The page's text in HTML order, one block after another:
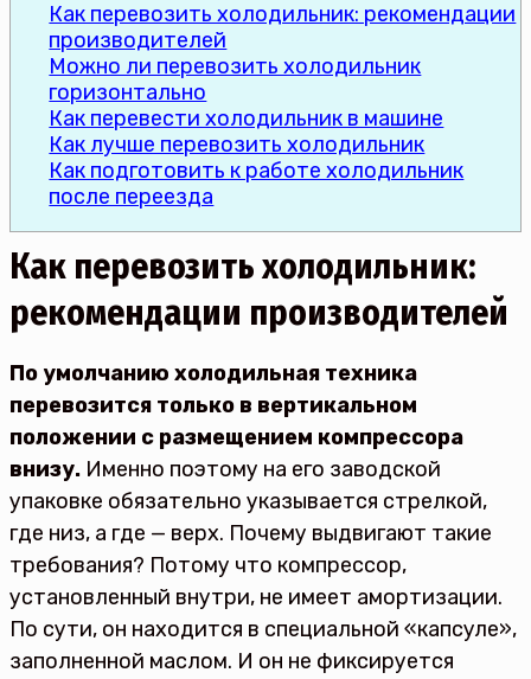
Как перевозить холодильник: рекомендации
производителей
Можно ли перевозить холодильник
горизонтально
Как перевести холодильник в машине
Как лучше перевозить холодильник
Как подготовить к работе холодильник
после переезда
Как перевозить холодильник:
рекомендации производителей
По умолчанию холодильная техника
перевозится только в вертикальном
положении с размещением компрессора
внизу. Именно поэтому на его заводской
упаковке обязательно указывается стрелкой,
где низ, а где — верх. Почему выдвигают такие
требования? Потому что компрессор,
установленный внутри, не имеет амортизации.
По сути, он находится в специальной «капсуле»,
заполненной маслом. И он не фиксируется